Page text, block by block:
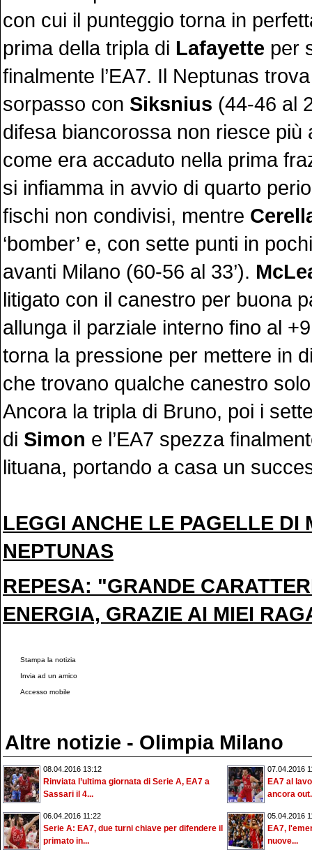
con cui il punteggio torna in
prima della tripla di Lafayette per
finalmente l’EA7. Il Neptunas
sorpasso con Siksnius (44-46 al
difesa biancorossa non riesce più
come era accaduto nella prima
si infiamma in avvio di quarto
fischi non condivisi, mentre
‘bomber’ e, con sette punti in
avanti Milano (60-56 al 33’).
litigato con il canestro per buona
allunga il parziale interno fino al
torna la pressione per mettere in
che trovano qualche canestro
Ancora la tripla di Bruno, poi i
di Simon e l’EA7 spezza
lituana, portando a casa un
LEGGI ANCHE LE PAGELLE DI
NEPTUNAS
REPESA: "GRANDE
ENERGIA, GRAZIE AI MIEI
Stampa la notizia
Invia ad un amico
Accesso mobile
Altre notizie - Olimpia Milano
08.04.2016 13:12
Rinviata l’ultima giornata di Serie A, EA7 a
Sassari il 4...
07.04.2016
EA7 al
ancora
06.04.2016 11:22
Serie A: EA7, due turni chiave per difendere il
primato in...
05.04.2016
EA7,
nuove...